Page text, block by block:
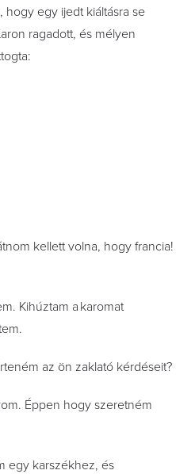
egy ijedt kiáltásra se
ragadott, és mélyen
kellett volna, hogy francia!
Kihúztam a karomat
az ön zaklató kérdéseit?
Éppen hogy szeretném
egy karszékhez, és